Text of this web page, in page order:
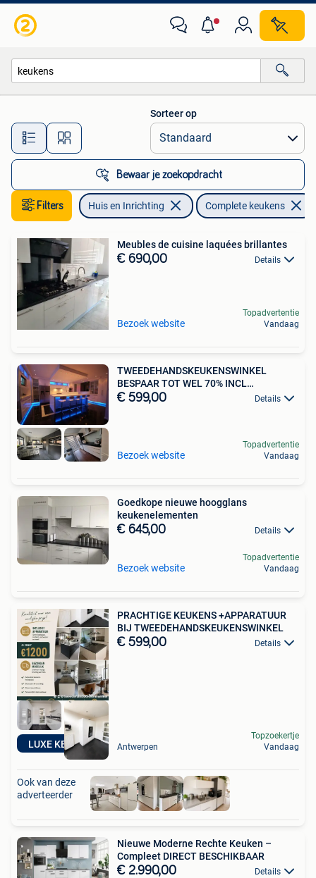
Alle afstanden…
Sorteer op
Bewaar je zoekopdracht
Filters Huis en Inrichting Complete keukens
Meubles de cuisine laquées brillantes
€ 690,00 Details
Bezoek website
Topadvertentie
Vandaag
TWEEDEHANDSKEUKENSWINKEL
BESPAAR TOT WEL 70% INCL
TOESTELLEN
€ 599,00 Details
Bezoek website
Topadvertentie
Vandaag
Goedkope nieuwe hoogglans
keukenelementen
€ 645,00 Details
Bezoek website
Topadvertentie
Vandaag
LUXE KEUKENS
PRACHTIGE KEUKENS +APPARATUUR
BIJ TWEEDEHANDSKEUKENSWINKEL
€ 599,00 Details
Antwerpen
Topzoekertje
Vandaag
Ook van deze
adverteerder
Nieuwe Moderne Rechte Keuken –
Compleet DIRECT BESCHIKBAAR
€ 2.990,00 Details